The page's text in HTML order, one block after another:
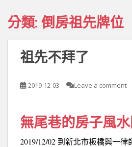
分類: 倒房祖先牌位
祖先不拜了
2019-12-03 Leave a comment
無尾巷的房子風
2019/12/02 到新北市板橋與一律